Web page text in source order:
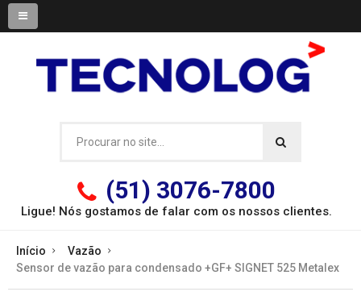
(51) 3076-7800
Ligue! Nós gostamos de falar com os nossos clientes.
Início
Vazão
Sensor de vazão para condensado +GF+ SIGNET 525 Metalex